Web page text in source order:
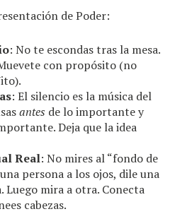
de Poder:
: No te escondas tras la mesa.
con propósito (no
: El silencio es la música del
antes de lo importante y
Deja que la idea
Real: No mires al “fondo de
persona a los ojos, dile una
Luego mira a otra. Conecta
cabezas.